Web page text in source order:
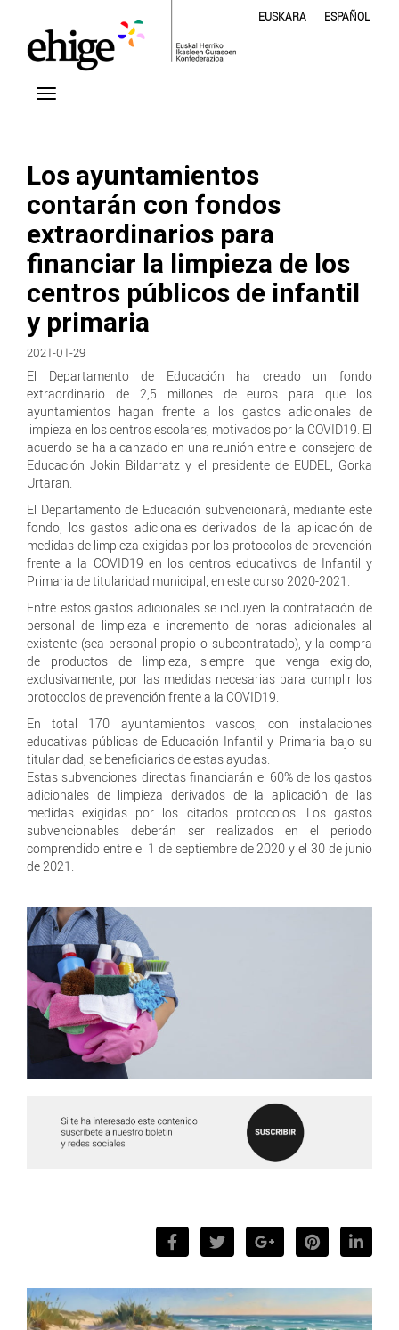
EUSKARA ESPAÑOL
Los ayuntamientos
contarán con fondos
extraordinarios para
financiar la limpieza de los
centros públicos de infantil
y primaria
2021-01-29
El Departamento de Educación ha creado un fondo
extraordinario de 2,5 millones de euros para que los
ayuntamientos hagan frente a los gastos adicionales de
limpieza en los centros escolares, motivados por la COVID19. El
acuerdo se ha alcanzado en una reunión entre el consejero de
Educación Jokin Bildarratz y el presidente de EUDEL, Gorka
Urtaran.
El Departamento de Educación subvencionará, mediante este
fondo, los gastos adicionales derivados de la aplicación de
medidas de limpieza exigidas por los protocolos de prevención
frente a la COVID19 en los centros educativos de Infantil y
Primaria de titularidad municipal, en este curso 2020-2021.
Entre estos gastos adicionales se incluyen la contratación de
personal de limpieza e incremento de horas adicionales al
existente (sea personal propio o subcontratado), y la compra
de productos de limpieza, siempre que venga exigido,
exclusivamente, por las medidas necesarias para cumplir los
protocolos de prevención frente a la COVID19.
En total 170 ayuntamientos vascos, con instalaciones
educativas públicas de Educación Infantil y Primaria bajo su
titularidad, se beneficiarios de estas ayudas.
Estas subvenciones directas financiarán el 60% de los gastos
adicionales de limpieza derivados de la aplicación de las
medidas exigidas por los citados protocolos. Los gastos
subvencionables deberán ser realizados en el periodo
comprendido entre el 1 de septiembre de 2020 y el 30 de junio
de 2021.